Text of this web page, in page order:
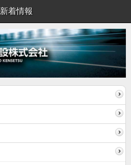
新着情報